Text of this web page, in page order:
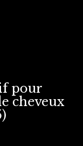
pour
cheveux